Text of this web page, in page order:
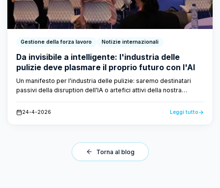
Gestione della forza lavoro Notizie internazionali
Da invisibile a intelligente: l'industria delle
pulizie deve plasmare il proprio futuro con l'AI
Un manifesto per l'industria delle pulizie: saremo destinatari
passivi della disruption dell'IA o artefici attivi della nostra
prossimo decennio.
24-4-2026 Leggi tutto
Torna al blog